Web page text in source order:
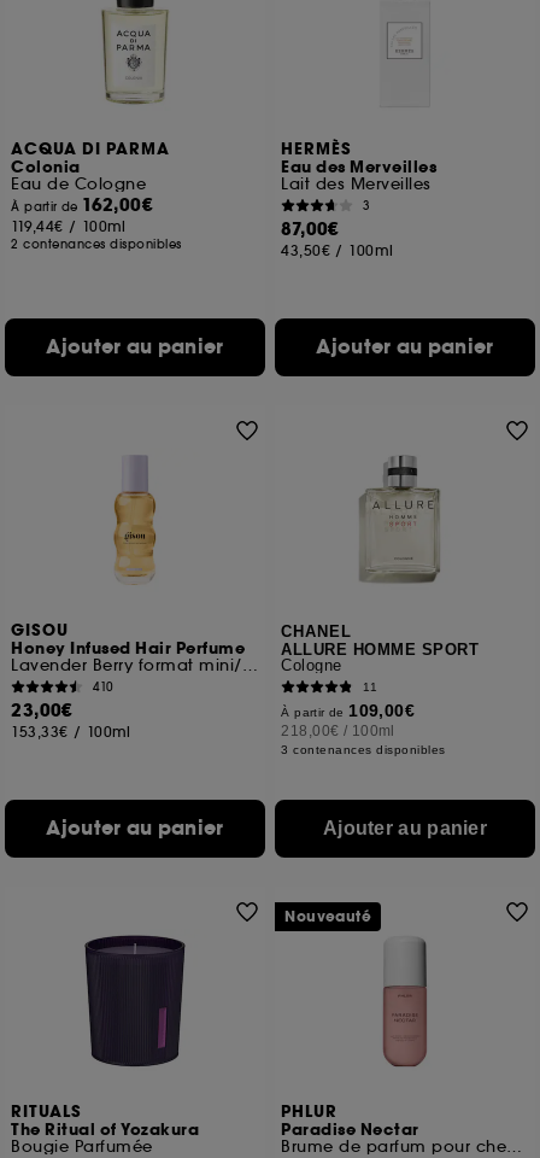
ACQUA DI PARMA
Colonia
Eau de Cologne
À partir de 162,00€
119,44€ / 100ml
2 contenances disponibles
Ajouter au panier
HERMÈS
Eau des Merveilles
Lait des Merveilles
3
87,00€
43,50€ / 100ml
Ajouter au panier
GISOU
Honey Infused Hair Perfume
Lavender Berry format mini/voyage
410
23,00€
153,33€ / 100ml
Ajouter au panier
CHANEL
ALLURE HOMME SPORT
Cologne
11
À partir de 109,00€
218,00€ / 100ml
3 contenances disponibles
Ajouter au panier
RITUALS
The Ritual of Yozakura
Bougie Parfumée
PHLUR
Paradise Nectar
Brume de parfum pour cheveux et corps format voyage
Nouveauté